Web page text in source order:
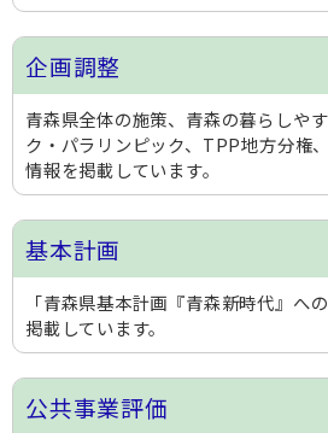
企画調整
青森県全体の施策、青森の暮らしや
ク・パラリンピック、TPP地方分権
情報を掲載しています。
基本計画
「青森県基本計画『青森新時代』へ
掲載しています。
公共事業評価